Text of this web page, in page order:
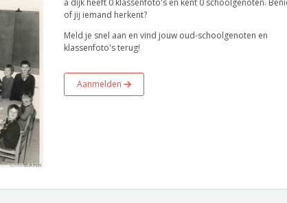
a dijk heeft 0 klassenfoto's en kent 0 schoolgenoten.
of jij iemand herkent?
Meld je snel aan en vind jouw oud-schoolgenoten en
klassenfoto's terug!
Aanmelden